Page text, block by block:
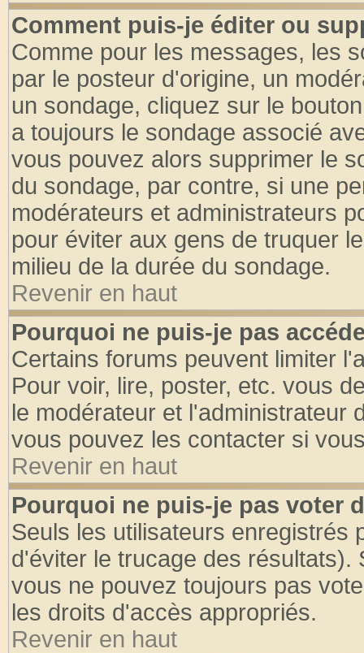
Comment puis-je éditer ou
Comme pour les messages, les
par le posteur d'origine, un
un sondage, cliquez sur le
a toujours le sondage associé
vous pouvez alors supprimer le
du sondage, par contre, si une
modérateurs et administrateurs
pour éviter aux gens de truquer
milieu de la durée du sondage.
Revenir en haut
Pourquoi ne puis-je pas
Certains forums peuvent limiter
Pour voir, lire, poster, etc. vous
le modérateur et l'administrateur
vous pouvez les contacter si
Revenir en haut
Pourquoi ne puis-je pas voter
Seuls les utilisateurs enregistrés
d'éviter le trucage des
vous ne pouvez toujours pas
les droits d'accès appropriés.
Revenir en haut